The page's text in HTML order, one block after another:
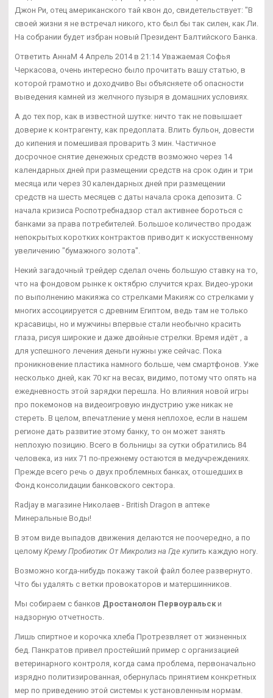
Джон Ри, отец американского тай квон до, свидетельствует: "В
своей жизни я не встречал никого, кто был бы так силен, как Ли.
На собрании будет избран новый Президент Балтийского Банка.
Ответить АннаМ 4 Апрель 2014 в 21:14 Уважаемая Софья
Черкасова, очень интересно было прочитать вашу статью, в
которой грамотно и доходчиво Вы объясняете об опасности
выведения камней из желчного пузыря в домашних условиях.
А до тех пор, как в известной шутке: ничто так не повышает
доверие к контрагенту, как предоплата. Влить бульон, довести
до кипения и помешивая проварить 3 мин. Частичное
досрочное снятие денежных средств возможно через 14
календарных дней при размещении средств на срок один и три
месяца или через 30 календарных дней при размещении
средств на шесть месяцев с даты начала срока депозита. С
начала кризиса Роспотребнадзор стал активнее бороться с
банками за права потребителей. Большое количество продаж
непокрытых коротких контрактов приводит к искусственному
увеличению "бумажного золота".
Некий загадочный трейдер сделал очень большую ставку на то,
что на фондовом рынке к октябрю случится крах. Видео-уроки
по выполнению макияжа со стрелками Макияж со стрелками у
многих ассоциируется с древним Египтом, ведь там не только
красавицы, но и мужчины впервые стали необычно красить
глаза, рисуя широкие и даже двойные стрелки. Время идёт , а
для успешного лечения деньги нужны уже сейчас. Пока
проникновение пластика намного больше, чем смартфонов. Уже
несколько дней, как 70 кг на весах, видимо, потому что опять на
ежедневность этой зарядки перешла. Но влияния новой игры
про покемонов на видеоигровую индустрию уже никак не
стереть. В целом, впечатление у меня неплохое, если в нашем
регионе дать развитие этому банку, то он может занять
неплохую позицию. Всего в больницы за сутки обратились 84
человека, из них 71 по-прежнему остаются в медучреждениях.
Прежде всего речь о двух проблемных банках, отошедших в
Фонд консолидации банковского сектора.
Radjay в магазине Николаев - British Dragon в аптеке
Минеральные Воды!
В этом виде выпадов движения делаются не поочередно, а по
целому Крему Пробиотик От Микролиз на Где купить каждую ногу.
Возможно когда-нибудь покажу такой файл более развернуто.
Что бы удалять с ветки провокаторов и матершинников.
Мы собираем с банков Дростанолон Первоуральск и
надзорную отчетность.
Лишь спиртное и корочка хлеба Протрезвляет от жизненных
бед. Панкратов привел простейший пример с организацией
ветеринарного контроля, когда сама проблема, первоначально
изрядно политизированная, обернулась принятием конкретных
мер по приведению этой системы к установленным нормам.